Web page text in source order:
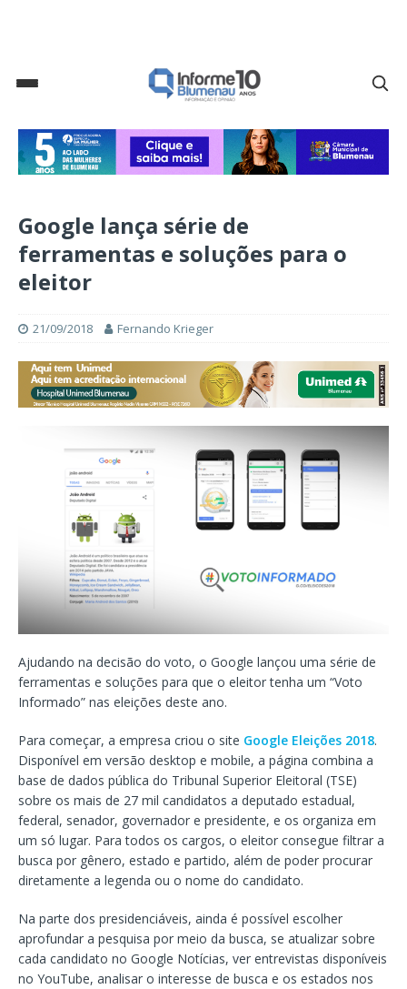
Google lança série de
ferramentas e soluções para o
eleitor
21/09/2018 Fernando Krieger
Ajudando na decisão do voto, o Google lançou uma série de
ferramentas e soluções para que o eleitor tenha um “Voto
Informado” nas eleições deste ano.
Para começar, a empresa criou o site Google Eleições 2018.
Disponível em versão desktop e mobile, a página combina a
base de dados pública do Tribunal Superior Eleitoral (TSE)
sobre os mais de 27 mil candidatos a deputado estadual,
federal, senador, governador e presidente, e os organiza em
um só lugar. Para todos os cargos, o eleitor consegue filtrar a
busca por gênero, estado e partido, além de poder procurar
diretamente a legenda ou o nome do candidato.
Na parte dos presidenciáveis, ainda é possível escolher
aprofundar a pesquisa por meio da busca, se atualizar sobre
cada candidato no Google Notícias, ver entrevistas disponíveis
no YouTube, analisar o interesse de busca e os estados nos